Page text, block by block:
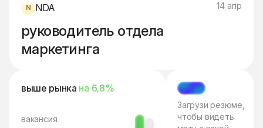
NDA 14 апр
руководитель отдела
маркетинга
выше рынка на 6,8%
вакансия
МЭТЧ
Загрузи резюме,
чтобы видеть